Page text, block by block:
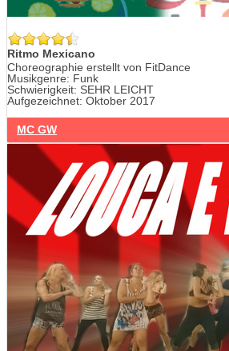
Ritmo Mexicano
Choreographie erstellt von FitDance
Musikgenre: Funk
Schwierigkeit: SEHR LEICHT
Aufgezeichnet: Oktober 2017
MC GW